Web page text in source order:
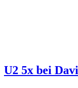
U2 5x bei